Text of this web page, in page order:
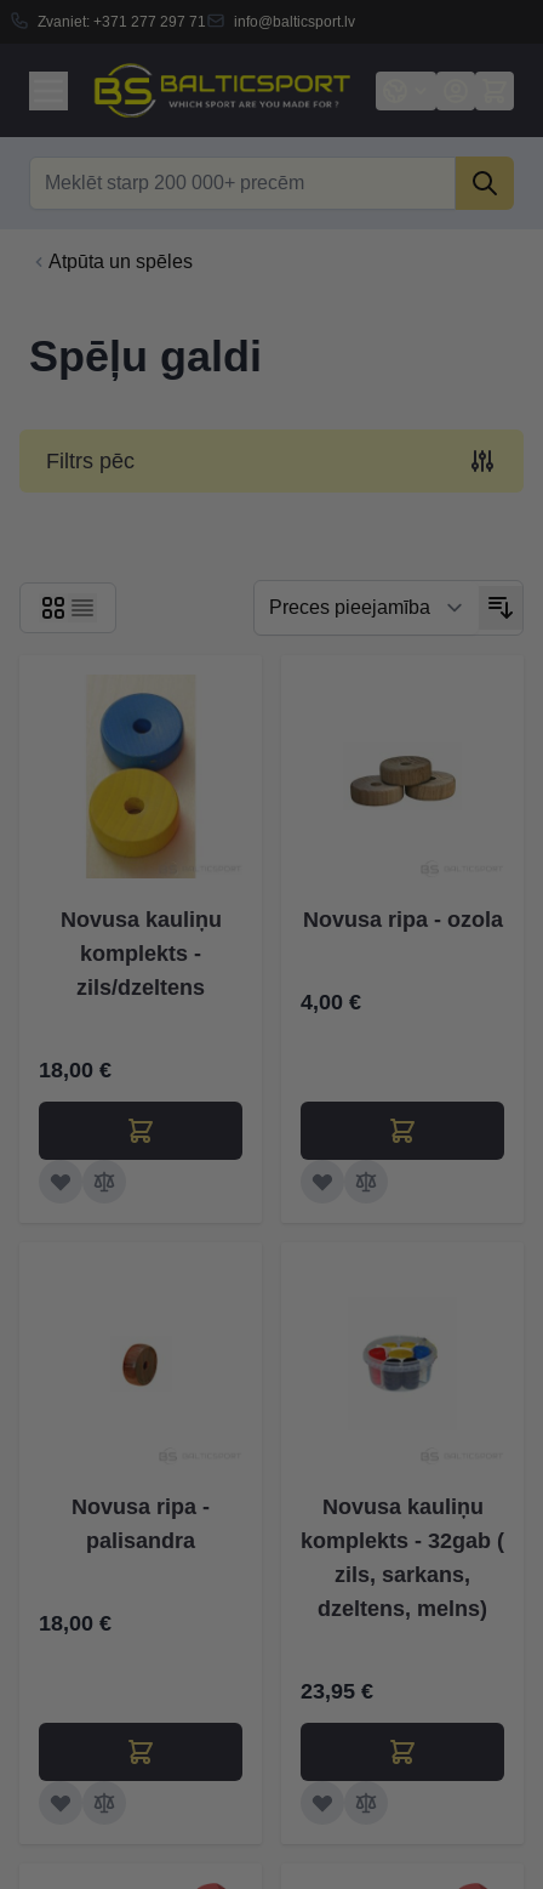
Zvaniet: +371 277 297 71 info@balticsport.lv
Atpūta un spēles
Spēļu galdi
Filtrs pēc
Novusa kauliņu
komplekts -
zils/dzeltens
18,00 €
Novusa ripa - ozola
4,00 €
Novusa ripa -
palisandra
18,00 €
Novusa kauliņu
komplekts - 32gab (
zils, sarkans,
dzeltens, melns)
23,95 €